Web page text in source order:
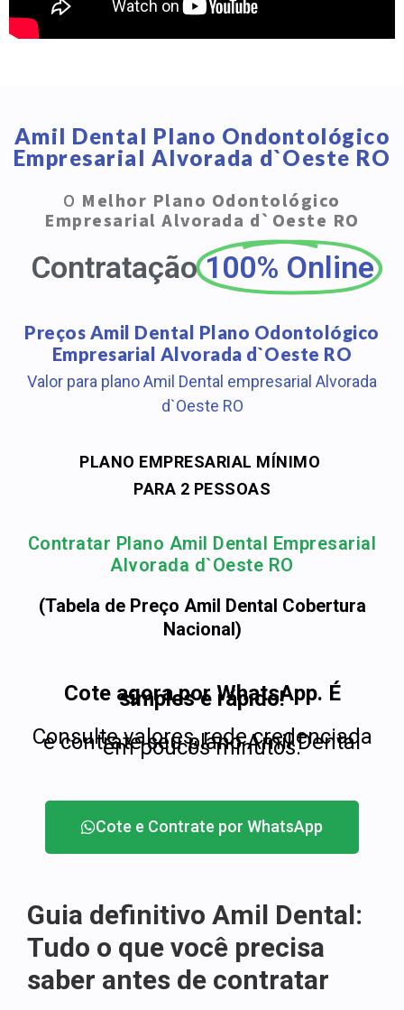
Amil Dental Plano Ondontológico
Empresarial Alvorada d`Oeste RO
O Melhor Plano Odontológico
Empresarial Alvorada d`Oeste RO
Contratação 100% Online
Preços Amil Dental Plano Odontológico
Empresarial Alvorada d`Oeste RO
Valor para plano Amil Dental empresarial Alvorada
d`Oeste RO
PLANO EMPRESARIAL MÍNIMO
PARA 2 PESSOAS
Contratar Plano Amil Dental Empresarial
Alvorada d`Oeste RO
(Tabela de Preço Amil Dental Cobertura
Nacional)
Cote agora por WhatsApp. É
simples e rápido!
Consulte valores, rede credenciada
e contrate seu plano Amil Dental
em poucos minutos.
Cote e Contrate por WhatsApp
Guia definitivo Amil Dental:
Tudo o que você precisa
saber antes de contratar